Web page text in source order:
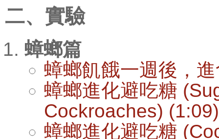
二、實驗
蟑螂篇
蟑螂飢餓一週後，
蟑螂進化避吃糖
Cockroaches) (1:09)
蟑螂進化避吃糖